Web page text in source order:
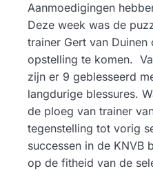
Aanmoedigingen
Deze week was de
trainer Gert van
opstelling te komen.
zijn er 9 geblesseerd
langdurige blessures.
de ploeg van trainer
tegenstelling tot vorig
successen in de KNVB
op de fitheid van de